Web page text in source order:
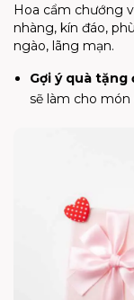
Hoa cẩm chướng
nhàng, kín đáo,
ngào, lãng mạn.
Gợi ý quà tặng
sẽ làm cho